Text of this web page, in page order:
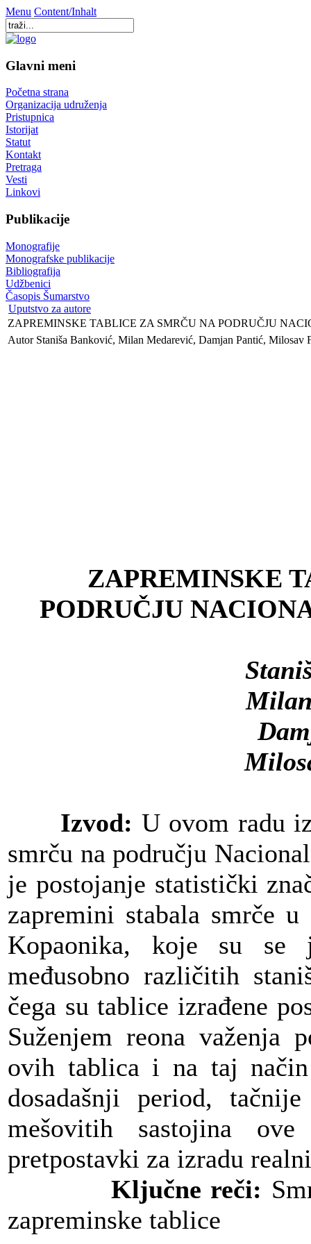
Menu Content/Inhalt
Glavni meni
Početna strana
Organizacija udruženja
Pristupnica
Istorijat
Statut
Kontakt
Pretraga
Vesti
Linkovi
Publikacije
Monografije
Monografske publikacije
Bibliografija
Udžbenici
Časopis Šumarstvo
Uputstvo za autore
ZAPREMINSKE TABLICE ZA SMRČU NA PODRUČJU
Autor Staniša Banković, Milan Medarević, Damjan Pantić,
ZAPREMINSKE
PODRUČJU
Izvod: U ovom radu
smrču na području
je postojanje statistički
zapremini stabala smrče
Kopaonika, koje su se
međusobno različitih
čega su tablice izrađene
Suženjem reona važenja
ovih tablica i na taj
dosadašnji period,
mešovitih sastojina
pretpostavki za izradu
Ključne reči:
zapreminske tablice